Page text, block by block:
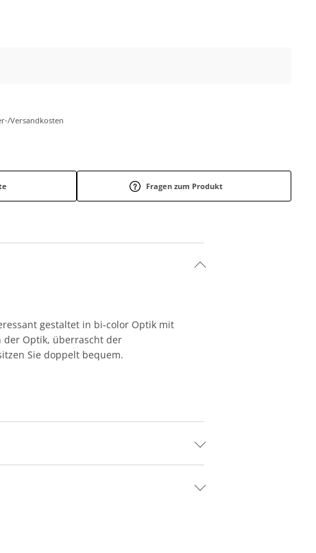
Versandkosten
Fragen zum Produkt
gestaltet in bi-color Optik mit
der Optik, überrascht der
Sie doppelt bequem.